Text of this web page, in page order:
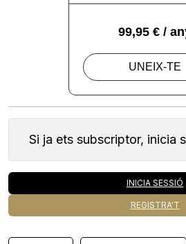
Si ja ets subscriptor, inicia
INICIA SESSIÓ
REGISTRA'T